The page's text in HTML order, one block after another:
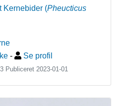
Kernebider (Pheucticus
- Se profil
Publiceret 2023-01-01